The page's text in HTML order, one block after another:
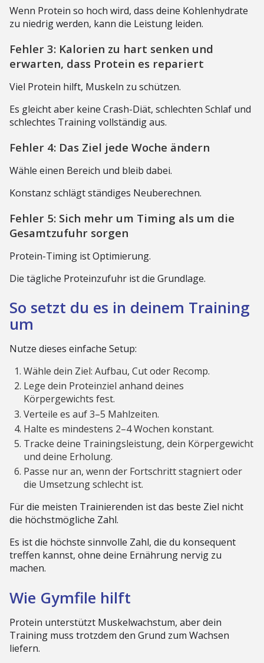
Wenn Protein so hoch wird, dass deine Kohlenhydrate
zu niedrig werden, kann die Leistung leiden.
Fehler 3: Kalorien zu hart senken und
erwarten, dass Protein es repariert
Viel Protein hilft, Muskeln zu schützen.
Es gleicht aber keine Crash-Diät, schlechten Schlaf und
schlechtes Training vollständig aus.
Fehler 4: Das Ziel jede Woche ändern
Wähle einen Bereich und bleib dabei.
Konstanz schlägt ständiges Neuberechnen.
Fehler 5: Sich mehr um Timing als um die
Gesamtzufuhr sorgen
Protein-Timing ist Optimierung.
Die tägliche Proteinzufuhr ist die Grundlage.
So setzt du es in deinem Training
um
Nutze dieses einfache Setup:
Wähle dein Ziel: Aufbau, Cut oder Recomp.
Lege dein Proteinziel anhand deines
Körpergewichts fest.
Verteile es auf 3–5 Mahlzeiten.
Halte es mindestens 2–4 Wochen konstant.
Tracke deine Trainingsleistung, dein Körpergewicht
und deine Erholung.
Passe nur an, wenn der Fortschritt stagniert oder
die Umsetzung schlecht ist.
Für die meisten Trainierenden ist das beste Ziel nicht
die höchstmögliche Zahl.
Es ist die höchste sinnvolle Zahl, die du konsequent
treffen kannst, ohne deine Ernährung nervig zu
machen.
Wie Gymfile hilft
Protein unterstützt Muskelwachstum, aber dein
Training muss trotzdem den Grund zum Wachsen
liefern.